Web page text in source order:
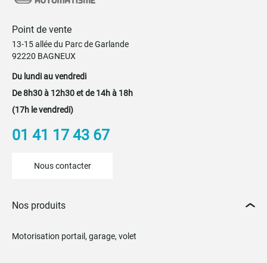
Point de vente
13-15 allée du Parc de Garlande
92220 BAGNEUX
Du lundi au vendredi
De 8h30 à 12h30 et de 14h à 18h
(17h le vendredi)
01 41 17 43 67
Nous contacter
Nos produits
Motorisation portail, garage, volet